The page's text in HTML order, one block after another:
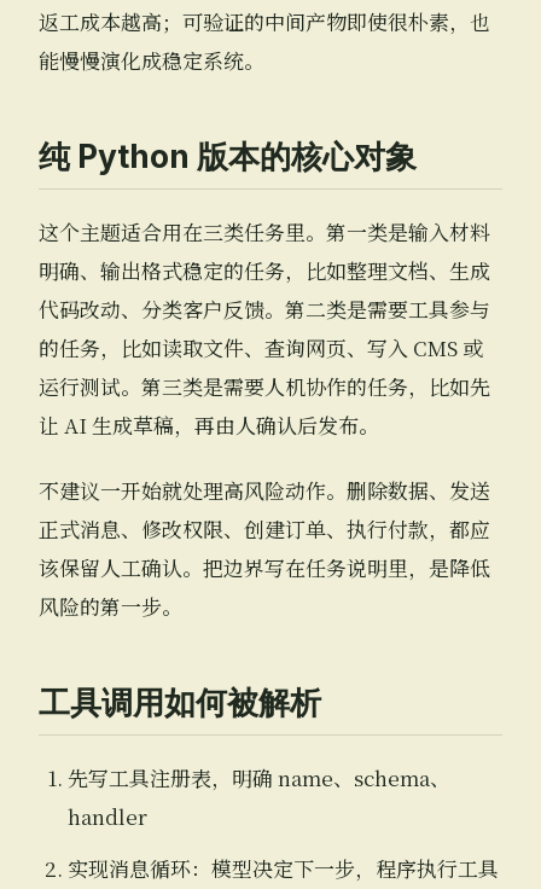
返工成本越高；可验证的中间产物即使很朴素，也
能慢慢演化成稳定系统。
纯 Python 版本的核心对象
这个主题适合用在三类任务里。第一类是输入材料
明确、输出格式稳定的任务，比如整理文档、生成
代码改动、分类客户反馈。第二类是需要工具参与
的任务，比如读取文件、查询网页、写入 CMS 或
运行测试。第三类是需要人机协作的任务，比如先
让 AI 生成草稿，再由人确认后发布。
不建议一开始就处理高风险动作。删除数据、发送
正式消息、修改权限、创建订单、执行付款，都应
该保留人工确认。把边界写在任务说明里，是降低
风险的第一步。
工具调用如何被解析
先写工具注册表，明确 name、schema、
handler
实现消息循环：模型决定下一步，程序执行工具